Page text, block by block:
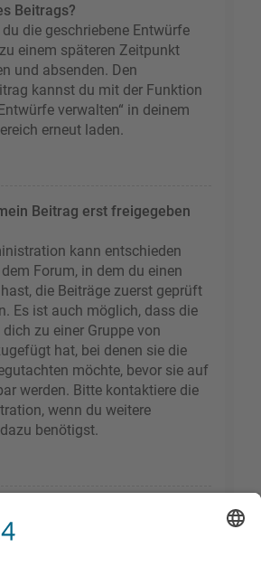
Beitrags?
die geschriebene Entwürfe
einem späteren Zeitpunkt
und absenden. Den
kannst du mit der Funktion
verwalten“ in deinem
erneut laden.
Beitrag erst freigegeben
kann entschieden
Forum, in dem du einen
die Beiträge zuerst geprüft
Es ist auch möglich, dass die
zu einer Gruppe von
hat, bei denen sie die
möchte, bevor sie auf
werden. Bitte kontaktiere die
wenn du weitere
benötigst.
„Thema als neu markieren“-